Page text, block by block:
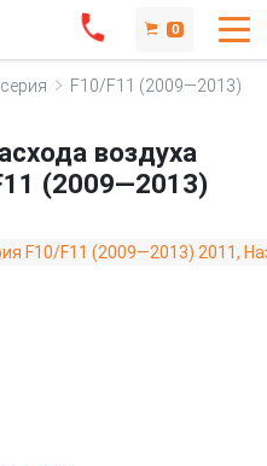
0
F10/F11 (2009—2013)
воздуха
(2009—2013)